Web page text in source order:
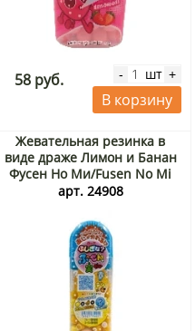
58 руб. - шт +
В корзину
Жевательная резинка в
виде драже Лимон и Банан
Фусен Но Ми/Fusen No Mi
Lotte, Япония, 35 г
арт. 24908